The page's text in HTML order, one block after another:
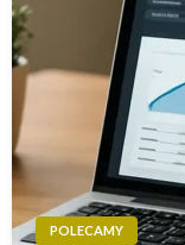
POLECAMY